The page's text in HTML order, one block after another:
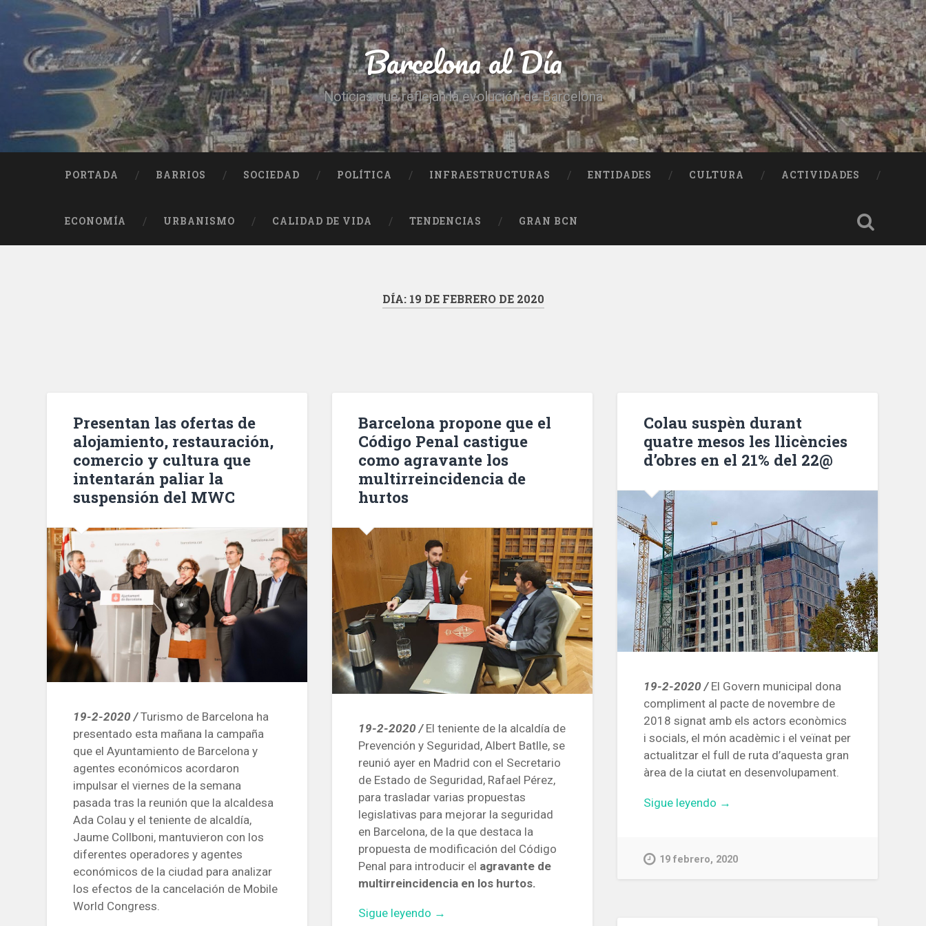
contenido
Buscar
Barcelona al Día
Noticias que reflejan la evolución de Barcelona
PORTADA BARRIOS SOCIEDAD POLÍTICA INFRAESTRUCTURAS ENTIDADES CULTURA ACTIVIDADES
ECONOMÍA URBANISMO CALIDAD DE VIDA TENDENCIAS GRAN BCN
DÍA: 19 DE FEBRERO DE 2020
Presentan las ofertas de
alojamiento, restauración,
comercio y cultura que
intentarán paliar la
suspensión del MWC
19-2-2020 /Turismo de Barcelona ha
presentado esta mañana la campaña
que el Ayuntamiento de Barcelona y
agentes económicos acordaron
impulsar el viernes de la semana
pasada tras la reunión que la alcaldesa
Ada Colau y el teniente de alcaldía,
Jaume Collboni, mantuvieron con los
diferentes operadores y agentes
económicos de la ciudad para analizar
los efectos de la cancelación de Mobile
World Congress.
Barcelona propone que el
Código Penal castigue
como agravante los
multirreincidencia de
hurtos
19-2-2020 / El teniente de la alcaldía de
Prevención y Seguridad, Albert Batlle, se
reunió ayer en Madrid con el Secretario
de Estado de Seguridad, Rafael Pérez,
para trasladar varias propuestas
legislativas para mejorar la seguridad
en Barcelona, ​​de la que destaca la
propuesta de modificación del Código
Penal para introducir el agravante de
multirreincidencia en los hurtos.
Sigue leyendo «Barcelona
→
Colau suspèn durant
quatre mesos les llicències
d’obres en el 21% del 22@
19-2-2020 /El Govern municipal dona
compliment al pacte de novembre de
2018 signat amb els actors econòmics
i socials, el món acadèmic i el veïnat per
actualitzar el full de ruta d’aquesta gran
àrea de la ciutat en desenvolupament.
Sigue leyendo «Colau
quatre
→
19 febrero, 2020